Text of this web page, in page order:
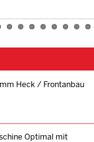
Heck / Frontanbau
Optimal mit